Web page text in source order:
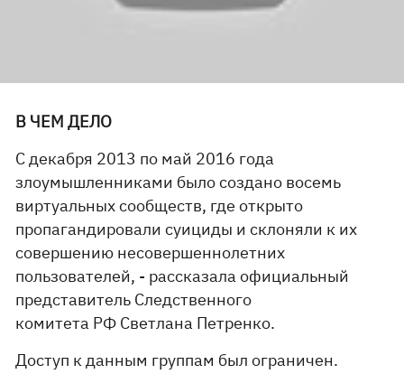
В ЧЕМ ДЕЛО
С декабря 2013 по май 2016 года
злоумышленниками было создано восемь
виртуальных сообществ, где открыто
пропагандировали суициды и склоняли к их
совершению несовершеннолетних
пользователей, - рассказала официальный
представитель Следственного
комитета РФ Светлана Петренко.
Доступ к данным группам был ограничен.